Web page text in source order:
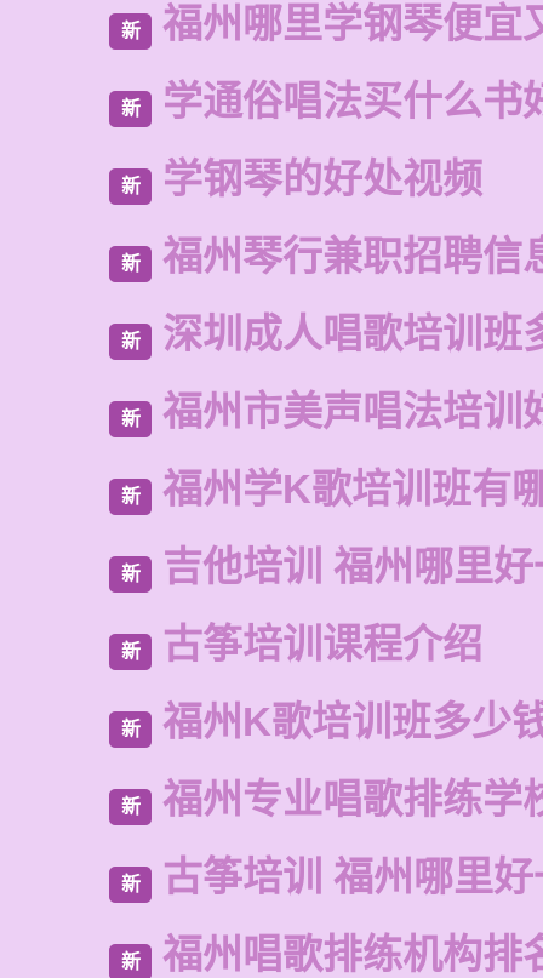
新 福州哪里学钢琴便宜
新 学通俗唱法买什么书
新 学钢琴的好处视频
新 福州琴行兼职招聘信
新 深圳成人唱歌培训班
新 福州市美声唱法培训
新 福州学K歌培训班有
新 吉他培训 福州哪里
新 古筝培训课程介绍
新 福州K歌培训班多少
新 福州专业唱歌排练学
新 古筝培训 福州哪里
新 福州唱歌排练机构排